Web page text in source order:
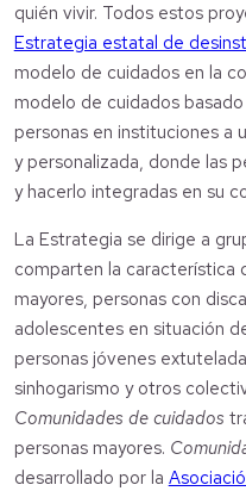
quién vivir. Todos estos
Estrategia estatal de
modelo de cuidados en la
modelo de cuidados
personas en instituciones a
y personalizada, donde las
y hacerlo integradas en su
La Estrategia se dirige a
comparten la característica
mayores, personas con
adolescentes en situación
personas jóvenes
sinhogarismo y otros
Comunidades de cuidados
personas mayores.
desarrollado por la